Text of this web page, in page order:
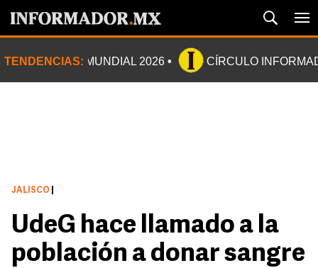
TENDENCIAS: MUNDIAL 2026 CÍRCULO
JALISCO
UdeG hace llamado a la
población a donar sangre